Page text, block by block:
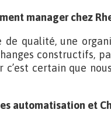
manager chez
de qualité, une
constructifs,
certain que
automatisation et